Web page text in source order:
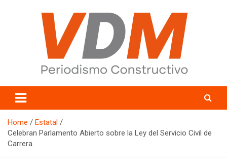
valledelmayo.com
Home
Estatal
Celebran Parlamento Abierto sobre la Ley del Servicio Civil de
Carrera